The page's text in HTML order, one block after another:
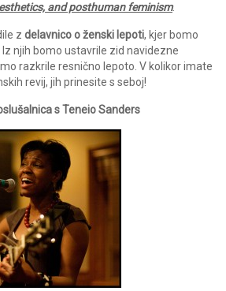
and posthuman feminism.
z delavnico o ženski lepoti, kjer bomo
njih bomo ustavrile zid navidezne
razkrile resnično lepoto. V kolikor imate
revij, jih prinesite s seboj!
s Teneio Sanders